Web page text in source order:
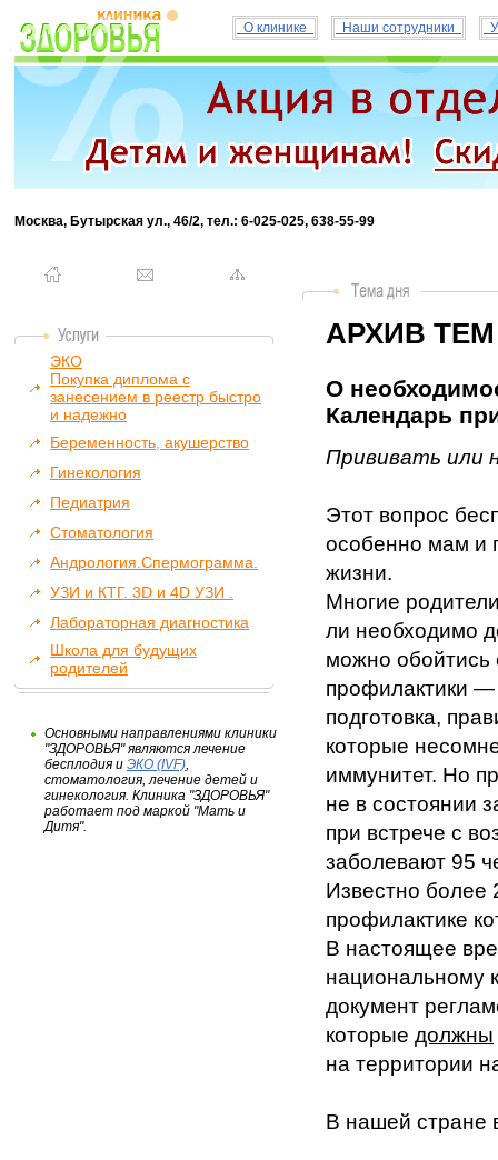
О клинике Наши сотрудники
Москва, Бутырская ул., 46/2, тел.: 6-025-025, 638-55-99
ЭКО
Покупка диплома с
занесением в реестр быстро
и надежно
Беременность, акушерство
Гинекология
Педиатрия
Стоматология
Андрология.Спермограмма.
УЗИ и КТГ. 3D и 4D УЗИ .
Лабораторная диагностика
Школа для будущих
родителей
Основными направлениями клиники
"ЗДОРОВЬЯ" являются лечение
бесплодия и ЭКО (IVF),
стоматология, лечение детей и
гинекология. Клиника "ЗДОРОВЬЯ"
работает под маркой "Мать и
Дитя".
АРХИВ ТЕМ
О
Календарь
Прививать или
Этот вопрос
особенно мам и
жизни.
Многие
ли необходимо
можно
профилактики —
подготовка,
которые
иммунитет. Но
не в состоянии
при встрече с
заболевают 95
Известно более
профилактике
В настоящее
национальному
документ
которые должны
на территории
В нашей стране